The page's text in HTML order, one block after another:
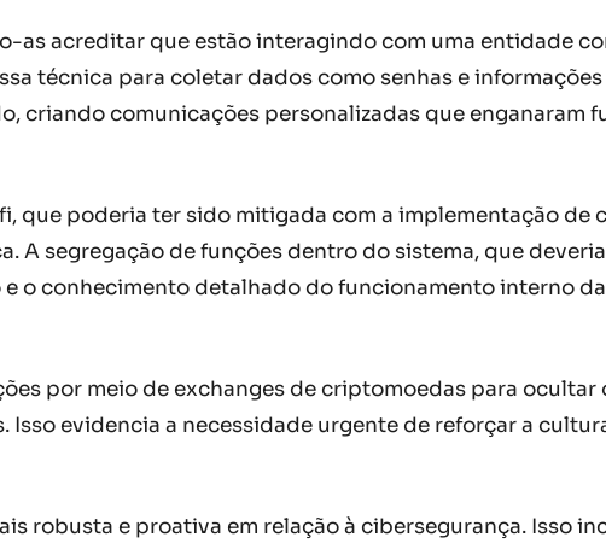
as acreditar que estão interagindo com uma entidade
técnica para coletar dados como senhas e
criando comunicações personalizadas que enganaram
que poderia ter sido mitigada com a implementação de
segregação de funções dentro do sistema, que
o conhecimento detalhado do funcionamento interno
por meio de exchanges de criptomoedas para ocultar
evidencia a necessidade urgente de reforçar a
robusta e proativa em relação à cibersegurança. Isso